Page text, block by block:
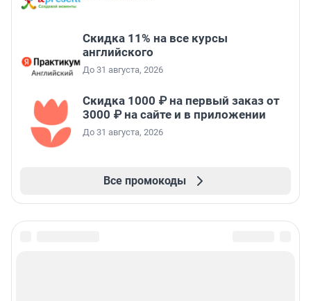
Скидка 11% на все курсы
английского
До 31 августа, 2026
Скидка 1000 ₽ на первый заказ от
3000 ₽ на сайте и в приложении
До 31 августа, 2026
Все промокоды